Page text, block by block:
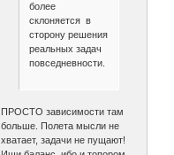
более
склоняется в
сторону решения
реальных задач
повседневности.
ПРОСТО зависимости там
больше. Полета мысли не
хватает, задачи не пущают!